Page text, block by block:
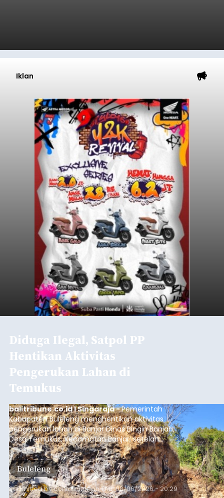
Iklan
Diduga Ilegal, Satpol PP
Hentikan Aktivitas
Pengerukan Lahan di
Temukus
balitribune.co.id I Singaraja -Pemerintah
Kabupaten Buleleng menghentikan aktivitas
pengerukan lahan di Banjar Dinas Bingin Banjah,
Desa Temukus, Kecamatan Banjar, setelah
ditemukan indikasi kegiatan pengambilan
material yang tidak sesuai dengan peruntukan
kawasan.
Buleleng
Submitted bycontributoronThu, 08/06/2026 - 20:29